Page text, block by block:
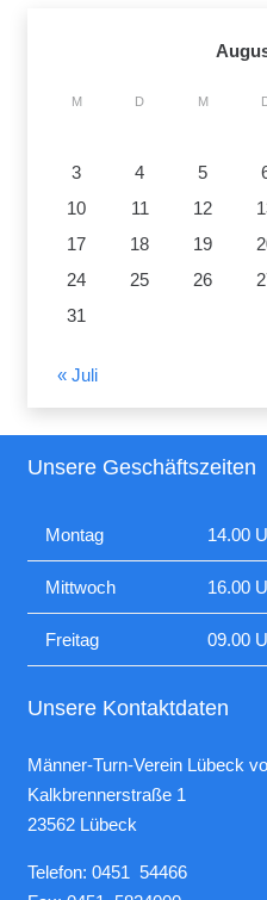
M D M
3
4 5
10
11 12
17
18 19
24
25 26
31
« Juli
Unsere Geschäftszeiten
Montag 14.00
Mittwoch 16.00
Freitag 09.00
Unsere Kontaktdaten
Männer-Turn-Verein Lübeck
Kalkbrennerstraße 1
23562 Lübeck
Telefon: 0451 54466